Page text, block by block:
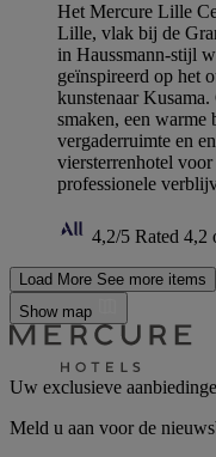
Het Mercure Lille
Lille, vlak bij de
in Haussmann-stijl
geïnspireerd op het
kunstenaar
smaken, een warme
vergaderruimte en
viersterrenhotel
professionele
4,2/5 Rated 4,2
Load More See more items
Show map
Uw exclusieve
Meld u aan voor de